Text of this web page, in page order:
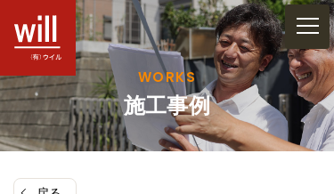
ン
ツ
へ
WORKS
施工事例